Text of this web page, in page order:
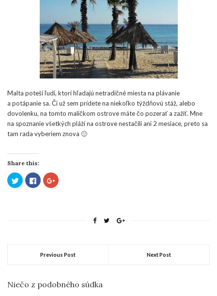
Malta poteší ľudí, ktorí hľadajú netradičné miesta na plávanie
a potápanie sa. Či už sem prídete na niekoľko týždňovú stáž, alebo
dovolenku, na tomto maličkom ostrove máte čo pozerať a zažiť. Mne
na spoznanie všetkých pláží na ostrove nestačili ani 2 mesiace, preto sa
tam rada vyberiem znova 🙂
Share this:
Click
to
share
Click
to
share
Click
to
Previous Post Next Post
Niečo z podobného súdka